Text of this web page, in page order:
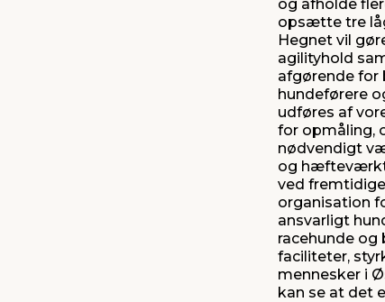
og afholde
opsætte tre
Hegnet vil
agilityhold
afgørende for
hundeførere
udføres af
for opmåling,
nødvendigt
og
ved
organisation
ansvarligt
racehunde og
faciliteter,
mennesker i
kan se at det